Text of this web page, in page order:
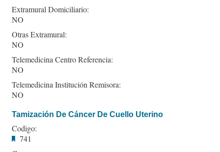
Extramural Domiciliario:
NO
Otras Extramural:
NO
Telemedicina Centro Referencia:
NO
Telemedicina Institución Remisora:
NO
Tamización De Cáncer De Cuello Uterino
Codigo:
741